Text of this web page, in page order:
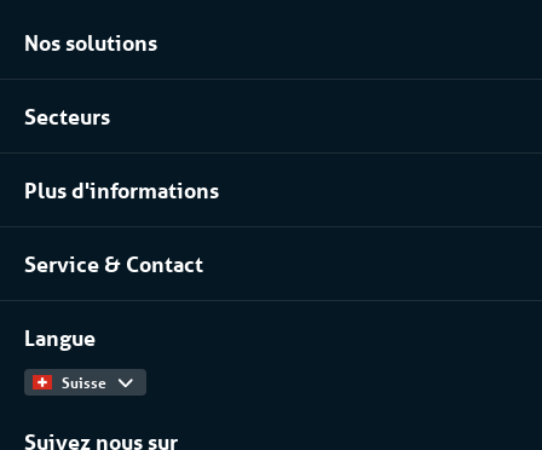
Nos solutions
Location climatisation réversible
Location chambres positives et négatives
Location pour les process industriels
Secteurs
Agroalimentaire
Pharma
Industrie chimique
Installateurs / Maintenanciers
Plus d'informations
À propos de nous
Notre équipe
Travailler chez
Catalogue Produits
Service & Contact
Contact
Langue
Suisse
Suivez nous sur